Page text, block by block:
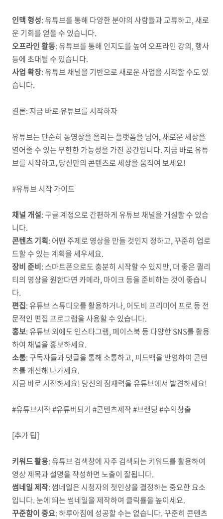
인맥 형성: 유튜브를 통해 다양한 분야의 사람들과 교류하고, 새로
운 기회를 얻을 수 있습니다.
오프라인 활동: 유튜브를 통해 인지도를 높여 오프라인 강의, 행사
등에 초대될 수 있습니다.
사업 확장: 유튜브 채널을 기반으로 새로운 사업을 시작할 수도 있
습니다.
결론: 지금 바로 유튜브를 시작하자
유튜브는 단순히 동영상을 올리는 플랫폼을 넘어, 새로운 세상을
열어줄 수 있는 무한한 가능성을 가진 공간입니다. 지금 바로 유튜
브를 시작하고, 당신만의 콘텐츠로 세상을 움직여 보세요!
#유튜브 시작 가이드
채널 개설: 구글 계정으로 간편하게 유튜브 채널을 개설할 수 있습
니다.
콘텐츠 기획: 어떤 주제로 영상을 만들 것인지 정하고, 꾸준히 업로
드할 수 있는 계획을 세우세요.
장비 준비: 스마트폰으로도 충분히 시작할 수 있지만, 더 좋은 퀄리
티의 영상을 원한다면 카메라, 마이크 등을 준비하는 것이 좋습니
다.
편집: 유튜브 스튜디오를 활용하거나, 어도비 프리미어 프로 등 전
문적인 편집 프로그램을 사용할 수 있습니다.
홍보: 유튜브 외에도 인스타그램, 페이스북 등 다양한 SNS를 활용
하여 채널을 홍보하세요.
소통: 구독자들과 댓글을 통해 소통하고, 피드백을 반영하여 콘텐
츠를 개선해 나가세요.
지금 바로 시작하세요! 당신의 잠재력을 유튜브에서 발견하세요!
#유튜브시작 #유튜버되기 #콘텐츠제작 #브랜딩 #수익창출
[추가 팁]
키워드 활용: 유튜브 검색창에 자주 검색되는 키워드를 활용하여
영상 제목과 설명을 작성하면 노출이 잘됩니다.
썸네일 제작: 썸네일은 시청자의 첫인상을 결정하는 중요한 요소
입니다. 눈에 띄는 썸네일을 제작하여 클릭률을 높이세요.
꾸준함이 중요: 하루아침에 성공할 수는 없습니다. 꾸준히 콘텐츠